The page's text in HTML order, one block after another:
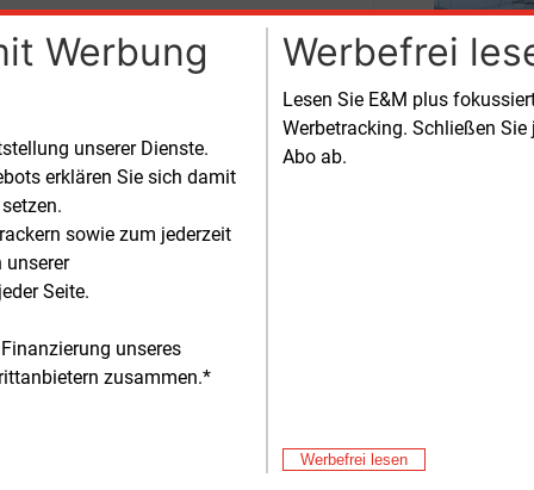
Werbung
unserer Dienste.
erklären Sie sich damit
sowie zum jederzeit
unserer
Seite.
unseres
zusammen.*
Werbefrei
Lesen Sie E&M plus
Werbetracking. Schließen
Abo ab.
Werbefrei lesen
Das Ölkraftwerk soll mit
Deutschlands stärken.
3 vom Übertragungsnetzbetreiber
in der Netzreserve vorgehalten und
Unmittelbar nach dem
Einsatz Ende 2023
fast 50 Jahren − die finale
erfolgen.
zwei gasbefeuerten Blöcken. Das
betriebene Kraftwerk Ulrich Hartmann
in Betrieb gegangen. Mit einem
von 60,4 Prozent gilt es als eine